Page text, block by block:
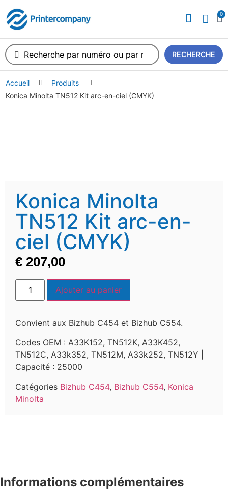
0
RECHERCHE
Accueil
Produits
Konica Minolta TN512 Kit arc-en-ciel (CMYK)
Konica Minolta
TN512 Kit arc-en-
ciel (CMYK)
€ 207,00
Ajouter au panier
Convient aux Bizhub C454 et Bizhub C554.
Codes OEM : A33K152, TN512K, A33K452,
TN512C, A33k352, TN512M, A33k252, TN512Y
Capacité : 25000
Catégories Bizhub C454, Bizhub C554, Konica
Minolta
Informations complémentaires